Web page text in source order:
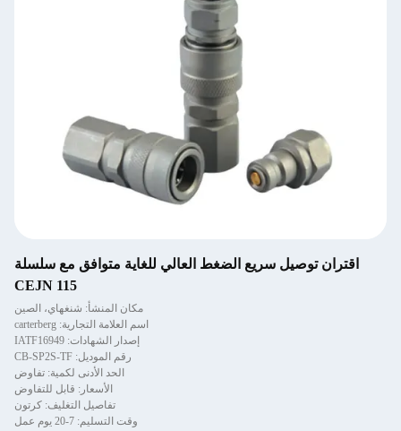
اقتران توصيل سريع الضغط العالي للغاية متوافق مع سلسلة
CEJN 115
مكان المنشأ: شنغهاي، الصين
اسم العلامة التجارية: carterberg
إصدار الشهادات: IATF16949
رقم الموديل: CB-SP2S-TF
الحد الأدنى لكمية: تفاوض
الأسعار: قابل للتفاوض
تفاصيل التغليف: كرتون
وقت التسليم: 7-20 يوم عمل